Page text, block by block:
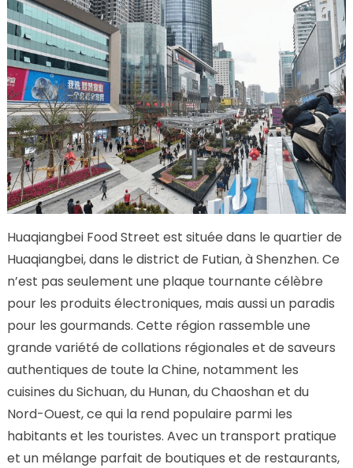
Huaqiangbei Food Street est située dans le quartier de
Huaqiangbei, dans le district de Futian, à Shenzhen. Ce
n’est pas seulement une plaque tournante célèbre
pour les produits électroniques, mais aussi un paradis
pour les gourmands. Cette région rassemble une
grande variété de collations régionales et de saveurs
authentiques de toute la Chine, notamment les
cuisines du Sichuan, du Hunan, du Chaoshan et du
Nord-Ouest, ce qui la rend populaire parmi les
habitants et les touristes. Avec un transport pratique
et un mélange parfait de boutiques et de restaurants,